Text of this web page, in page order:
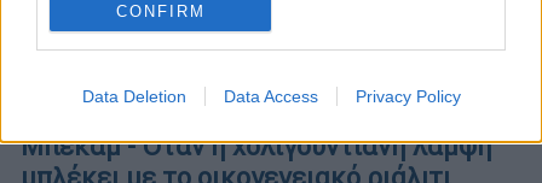
CONFIRM
Data Deletion Data Access Privacy Policy
09.01.2026 20:00
Κλιμακώνεται ο «εμφύλιος» στους
Μπέκαμ - Όταν η χολιγουντιανή λάμψη